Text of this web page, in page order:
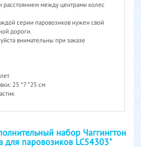
расстоянием между центрами колес
серии паровозиков нужен свой
дороги.
внимательны при заказе
25 *7 *25 см
набор Чаггингтон
для паровозиков LC54303"